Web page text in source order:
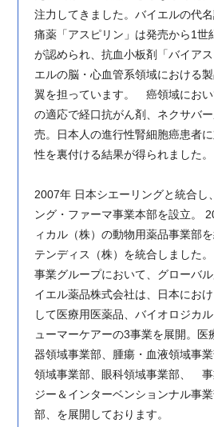
注力してきました。バイエルの代
痛薬「アスピリン」は発売から1世
が認められ、抗血小板剤「バイア
エルの脳・心血管系領域における
翼を担っています。 癌領域にお
の適応で経口抗がん剤、ネクサバ
売。日本人の進行性腎細胞癌患者
性を裏付ける結果が得られました。
2007年 日本シエーリングと統合し
ング・ファーマ事業本部を設立。
ィカル（株）の動物用薬品事業部
テンディス（株）を統合しました
事業グループにおいて、グローバ
イエル薬品株式会社は、日本にお
して医療用医薬品、バイオロジカ
ューマーケアーの3事業を展開。医
器領域事業部、腫瘍・血液領域事
領域事業部、眼科領域事業部、 事
ジー＆インターベンションナル事
部、を展開しております。